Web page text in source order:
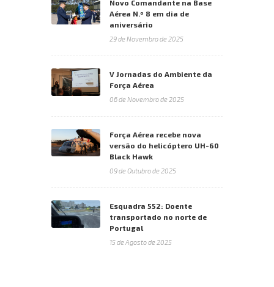
Novo Comandante na Base
Aérea N.º 8 em dia de
aniversário
29 de Novembro de 2025
V Jornadas do Ambiente da
Força Aérea
06 de Novembro de 2025
Força Aérea recebe nova
versão do helicóptero UH-60
Black Hawk
09 de Outubro de 2025
Esquadra 552: Doente
transportado no norte de
Portugal
15 de Agosto de 2025